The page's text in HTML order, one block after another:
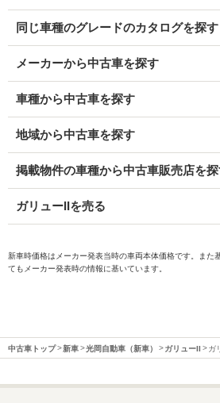
同じ車種のグレードのカタログを探す
メーカーから中古車を探す
車種から中古車を探す
地域から中古車を探す
掲載物件の車種から中古車販売店を
ガリューIIを売る
新車時価格はメーカー発表当時の車両本体価格です。また
てもメーカー発表時の情報に基いています。
中古車トップ 新車 光岡自動車（新車） ガリューII ガ